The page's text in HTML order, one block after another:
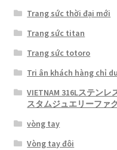
Trang sức thời đại mới
Trang sức titan
Trang sức totoro
Tri ân khách hàng chỉ
VIETNAM 316Lステン
スタムジュエリーファ
vòng tay
Vòng tay đôi